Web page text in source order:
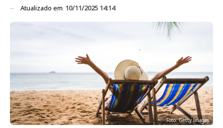
Atualizado em 10/11/2025 14:14
Foto: Getty Images